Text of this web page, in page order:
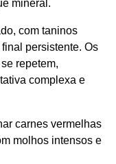
mineral.
com taninos
persistente. Os
repetem,
complexa e
carnes vermelhas
molhos intensos e